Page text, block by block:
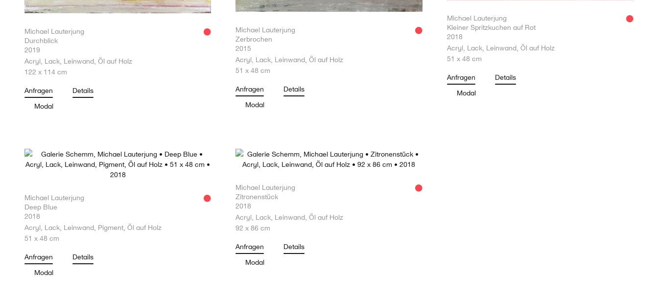
Michael Lauterjung
Durchblick
2019
Acryl, Lack, Leinwand, Öl auf Holz
122 x 114 cm
Anfragen
Details
Modal
Michael Lauterjung
Zerbrochen
2015
Acryl, Lack, Leinwand, Öl auf Holz
51 x 48 cm
Anfragen
Details
Modal
Michael Lauterjung
Kleiner Spritzkuchen auf Rot
2018
Acryl, Lack, Leinwand, Öl auf Holz
51 x 48 cm
Anfragen
Details
Modal
Michael Lauterjung
Deep Blue
2018
Acryl, Lack, Leinwand, Pigment, Öl auf Holz
51 x 48 cm
Anfragen
Details
Modal
Michael Lauterjung
Zitronenstück
2018
Acryl, Lack, Leinwand, Öl auf Holz
92 x 86 cm
Anfragen
Details
Modal